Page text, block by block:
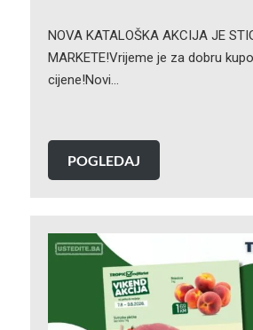
NOVA KATALOŠKA AKCIJA JE
MARKETE!Vrijeme je za dobru
cijene!Novi…
POGLEDAJ